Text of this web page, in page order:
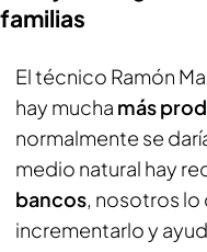
familias
El técnico Ramón
hay mucha más
normalmente se
medio natural hay
bancos, nosotros lo
incrementarlo y